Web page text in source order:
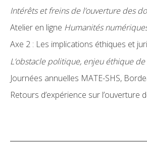
Intérêts et freins de l’ouverture des
Atelier en ligne Humanités
Axe 2 : Les implications éthiques et
L’obstacle politique, enjeu éthique de
Journées annuelles MATE-SHS,
Retours d’expérience sur l’ouverture